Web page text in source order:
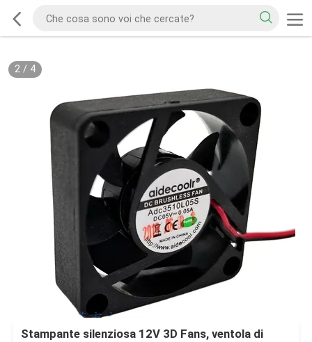
2/ 4
Stampante silenziosa 12V 3D Fans, ventola di